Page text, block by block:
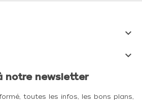


notre newsletter
toutes les infos, les bons plans,